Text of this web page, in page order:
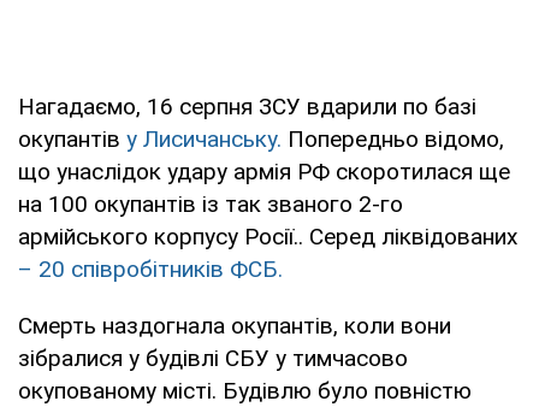
Нагадаємо, 16 серпня ЗСУ вдарили по базі
окупантів у Лисичанську. Попередньо відомо,
що унаслідок удару армія РФ скоротилася ще
на 100 окупантів із так званого 2-го
армійського корпусу Росії.. Серед ліквідованих
– 20 співробітників ФСБ.
Смерть наздогнала окупантів, коли вони
зібралися у будівлі СБУ у тимчасово
окупованому місті. Будівлю було повністю